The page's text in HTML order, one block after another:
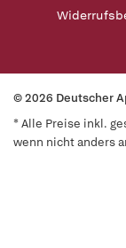
© 2026 Deutscher
* Alle Preise inkl.
wenn nicht anders